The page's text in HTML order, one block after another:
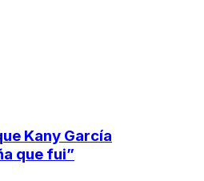
Kany García
que fui”